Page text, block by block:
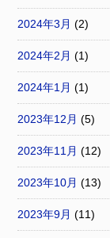
2024年3月 (2)
2024年2月 (1)
2024年1月 (1)
2023年12月 (5)
2023年11月 (12)
2023年10月 (13)
2023年9月 (11)